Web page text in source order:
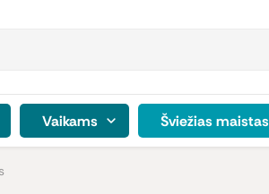
Vaikams Šviežias maistas